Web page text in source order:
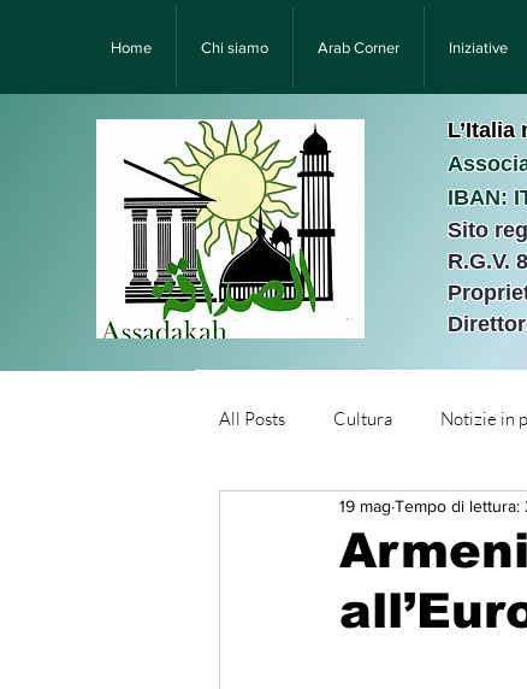
Home Chi siamo Arab Corner Iniziative
IBAN:
Sito
R.G.V.
All Posts Cultura Notizie in
Նորություններ/Notizie
Migrazione e Rifugiati Sport
19 mag Tempo di lettura: